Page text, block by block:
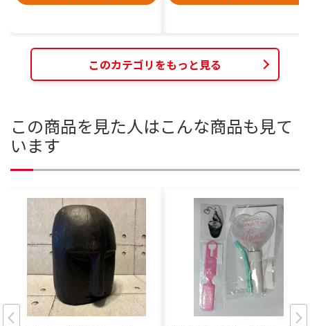
このカテゴリをもっと見る
この商品を見た人はこんな商品も見て
います